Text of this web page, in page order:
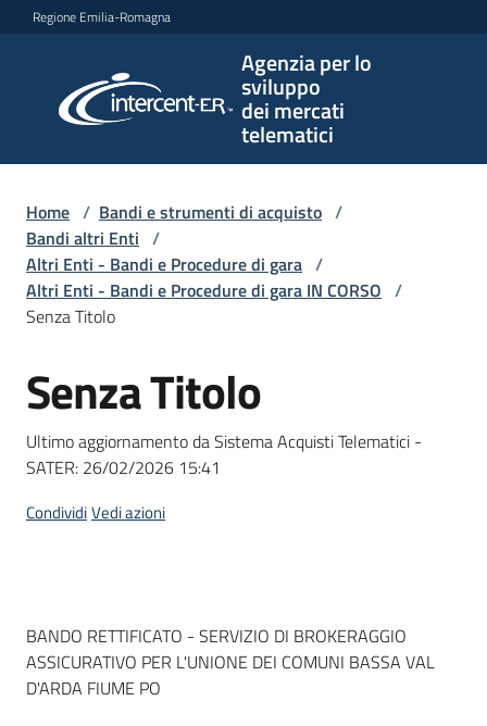
Vai al contenuto
Vai alla navigazione
Vai al footer
Regione Emilia-Romagna
Agenzia per lo
sviluppo
dei mercati
telematici
per lo
sviluppo
telematici
L'Agenzia
Bandi
strumenti
di
acquisto
Piattaforme
telematiche
Home / Bandi e strumenti di acquisto /
Bandi altri Enti /
Altri Enti - Bandi e Procedure di gara /
Altri Enti - Bandi e Procedure di gara IN CORSO /
Senza Titolo
Salta al contenuto
Senza Titolo
Ultimo aggiornamento da Sistema Acquisti Telematici -
SATER: 26/02/2026 15:41
CondividiVedi azioni
Dati del bando
BANDO RETTIFICATO - SERVIZIO DI BROKERAGGIO
ASSICURATIVO PER L'UNIONE DEI COMUNI BASSA VAL
D'ARDA FIUME PO